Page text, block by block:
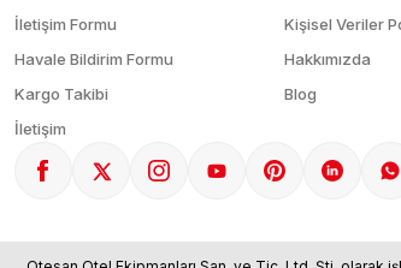
İletişim Formu
Havale Bildirim Formu
Kargo Takibi
İletişim
Kişisel Veriler
Hakkımızda
Blog